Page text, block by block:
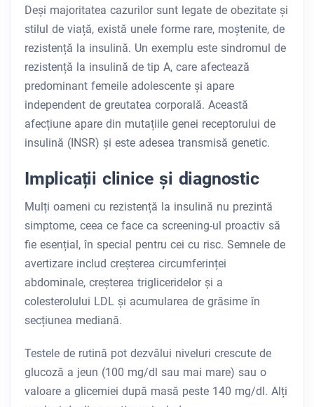
Deși majoritatea cazurilor sunt legate de obezitate și
stilul de viață, există unele forme rare, moștenite, de
rezistență la insulină. Un exemplu este sindromul de
rezistență la insulină de tip A, care afectează
predominant femeile adolescente și apare
independent de greutatea corporală. Această
afecțiune apare din mutațiile genei receptorului de
insulină (INSR) și este adesea transmisă genetic.
Implicații clinice și diagnostic
Mulți oameni cu rezistență la insulină nu prezintă
simptome, ceea ce face ca screening-ul proactiv să
fie esențial, în special pentru cei cu risc. Semnele de
avertizare includ creșterea circumferinței
abdominale, creșterea trigliceridelor și a
colesterolului LDL și acumularea de grăsime în
secțiunea mediană.
Testele de rutină pot dezvălui niveluri crescute de
glucoză a jeun (100 mg/dl sau mai mare) sau o
valoare a glicemiei după masă peste 140 mg/dl. Alți